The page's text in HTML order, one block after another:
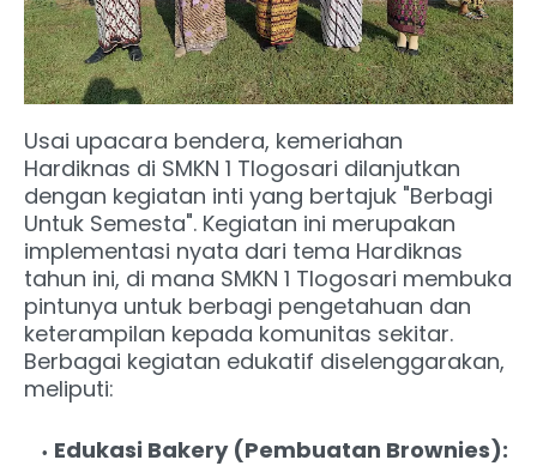
Usai upacara bendera, kemeriahan
Hardiknas di SMKN 1 Tlogosari dilanjutkan
dengan kegiatan inti yang bertajuk "Berbagi
Untuk Semesta". Kegiatan ini merupakan
implementasi nyata dari tema Hardiknas
tahun ini, di mana SMKN 1 Tlogosari membuka
pintunya untuk berbagi pengetahuan dan
keterampilan kepada komunitas sekitar.
Berbagai kegiatan edukatif diselenggarakan,
meliputi:
Edukasi Bakery (Pembuatan Brownies):